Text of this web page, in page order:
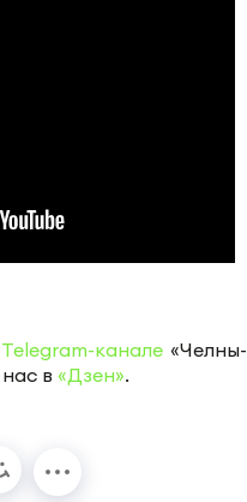
Telegram-канале «Челны-
в «Дзен».